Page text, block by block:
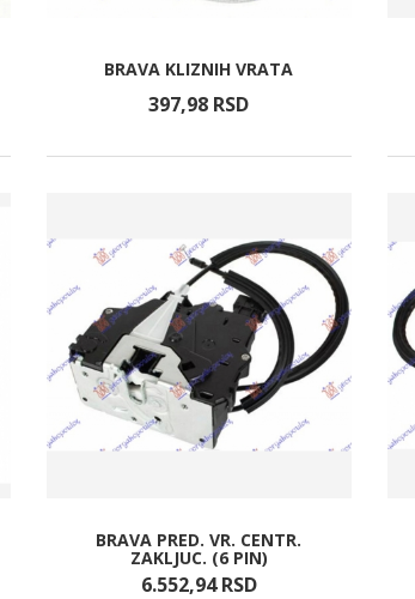
BRAVA KLIZNIH VRATA
397,98 RSD
BRAVA PRED. VR. CENTR.
ZAKLJUC. (6 PIN)
6.552,94 RSD